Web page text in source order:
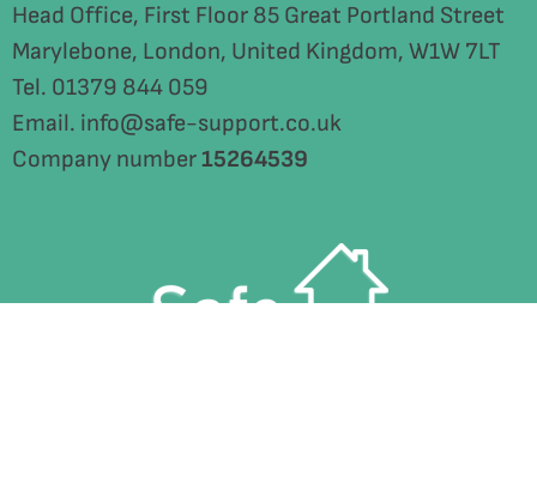
Head Office, First Floor 85 Great Portland Street
Marylebone, London, United Kingdom, W1W 7LT
Tel. 01379 844 059
Email. info@safe-support.co.uk
Company number15264539